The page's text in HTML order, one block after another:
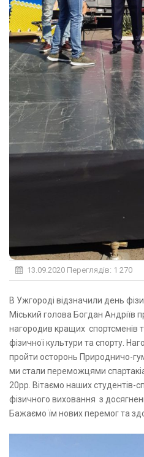
13.09.2020 Переглядів: 1 270
В Ужгороді відзначили день фізичної культури та спорту.
Міський голова Богдан Андріїв
нагородив кращих спортсменів
фізичної культури та спорту.
пройти осторонь Природничо-
ми стали переможцями
20рр. Вітаємо наших студентів-
фізичного виховання з
Бажаємо їм нових перемог та